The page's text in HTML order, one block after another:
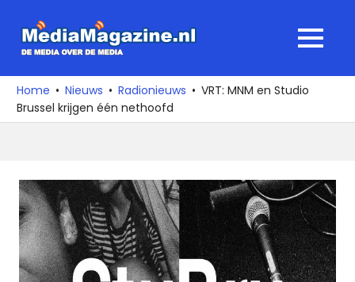
naar
media
over
de
MENU
Home Nieuws Radionieuws
VRT: MNM en Studio
Brussel krijgen één nethoofd